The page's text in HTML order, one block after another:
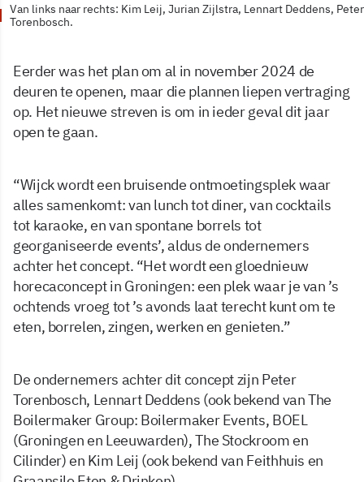
Van links naar rechts: Kim Leij, Jurian Zijlstra, Lennart Deddens, Peter
Torenbosch.
Eerder was het plan om al in november 2024 de
deuren te openen, maar die plannen liepen vertraging
op. Het nieuwe streven is om in ieder geval dit jaar
open te gaan.
“Wijck wordt een bruisende ontmoetingsplek waar
alles samenkomt: van lunch tot diner, van cocktails
tot karaoke, en van spontane borrels tot
georganiseerde events’, aldus de ondernemers
achter het concept. “Het wordt een gloednieuw
horecaconcept in Groningen: een plek waar je van ’s
ochtends vroeg tot ’s avonds laat terecht kunt om te
eten, borrelen, zingen, werken en genieten.”
De ondernemers achter dit concept zijn Peter
Torenbosch, Lennart Deddens (ook bekend van The
Boilermaker Group: Boilermaker Events, BOEL
(Groningen en Leeuwarden), The Stockroom en
Cilinder) en Kim Leij (ook bekend van Feithhuis en